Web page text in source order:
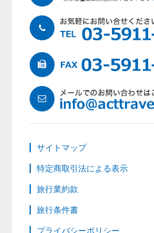
サイトマップ
特定商取引法による表示
旅行業約款
旅行条件書
プライバシーポリシー